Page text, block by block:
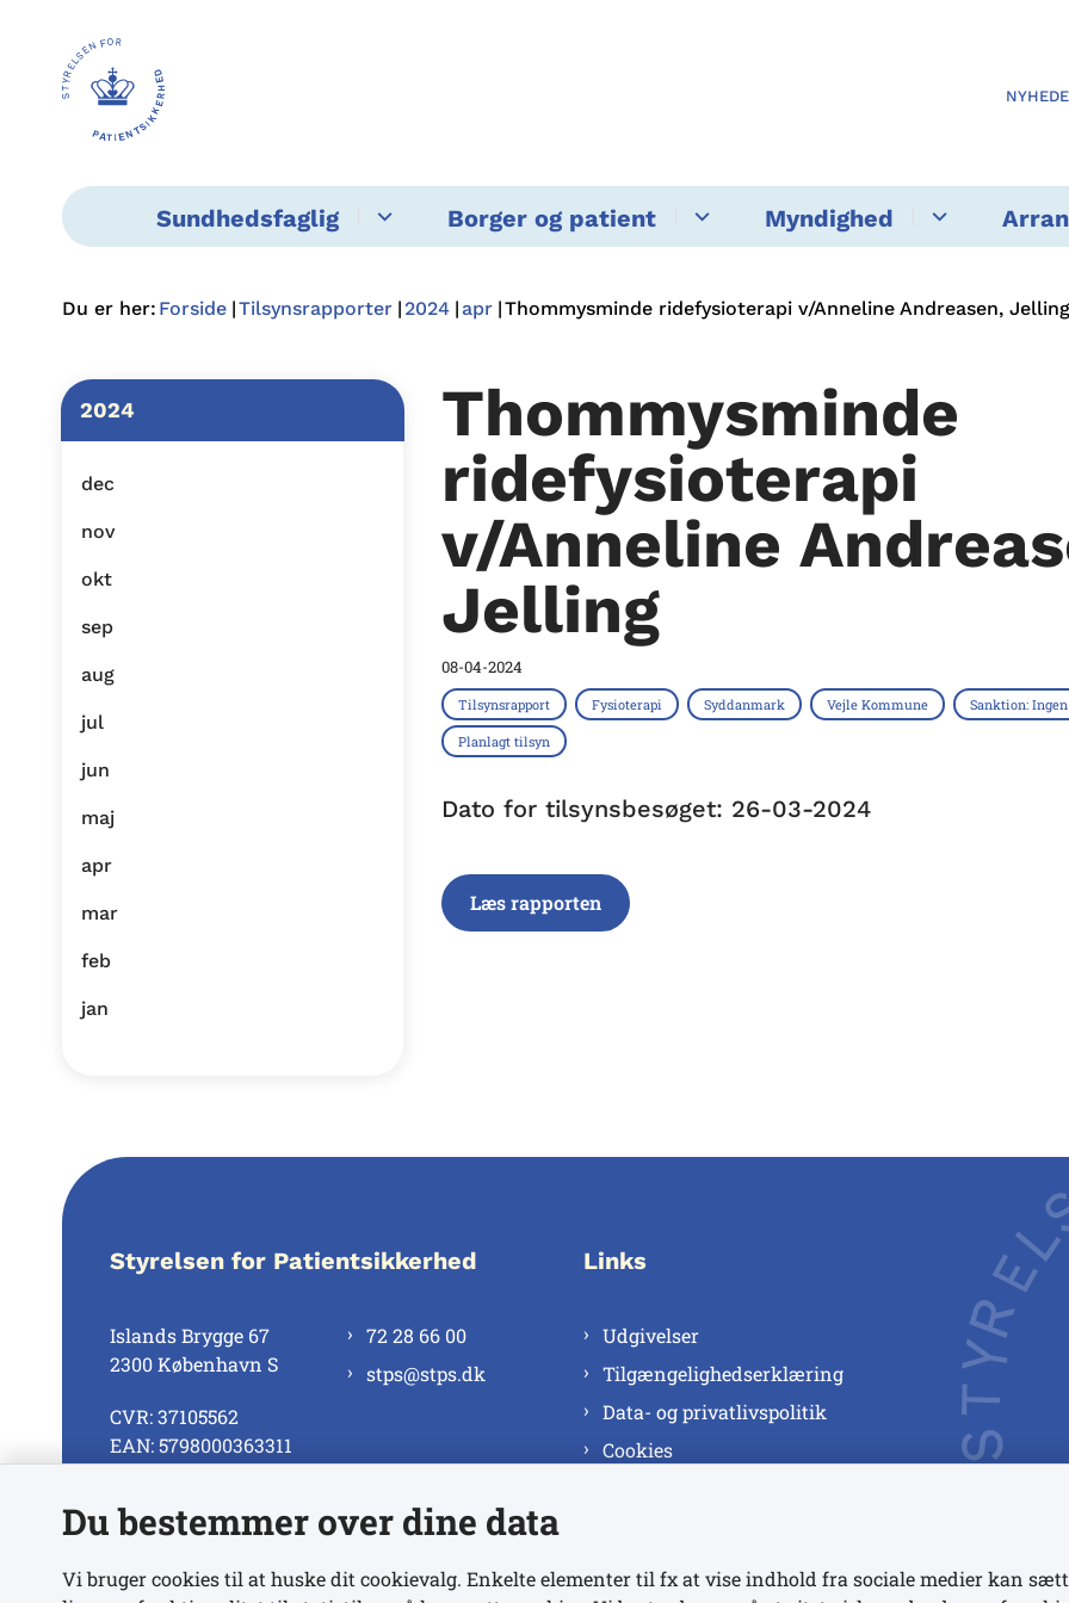
Sundhedsfaglig Borger og patient Myndighed
Du er her: Forside Tilsynsrapporter 2024 apr Thommysminde ridefysioterapi v/Anneline Andreasen, Jelling
2024
dec
nov
okt
sep
aug
jul
jun
maj
apr
mar
feb
jan
Thommysminde
ridefysioterapi
v/Anneline
Jelling
08-04-2024
Tilsynsrapport Fysioterapi Syddanmark Vejle Kommune Sanktion: Ingen
Planlagt tilsyn
Dato for tilsynsbesøget: 26-03-2024
Læs rapporten
Styrelsen for Patientsikkerhed
Islands Brygge 67
2300 København S
CVR: 37105562
EAN: 5798000363311
72 28 66 00
stps@stps.dk
Se alle kontaktnumre
Links
Udgivelser
Tilgængelighedserklæring
Data- og privatlivspolitik
Cookies
Du bestemmer over dine data
Vi bruger cookies til at huske dit cookievalg. Enkelte elementer til fx at vise indhold fra sociale medier kan